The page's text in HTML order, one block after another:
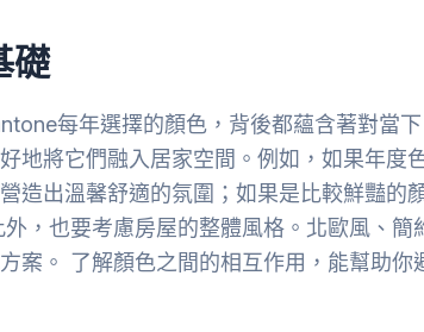
礎
每年選擇的顏色，背後都蘊含著對當下
地將它們融入居家空間。例如，如果年度
造出溫馨舒適的氛圍；如果是比較鮮豔的
，也要考慮房屋的整體風格。北歐風、簡
案。 了解顏色之間的相互作用，能幫助你